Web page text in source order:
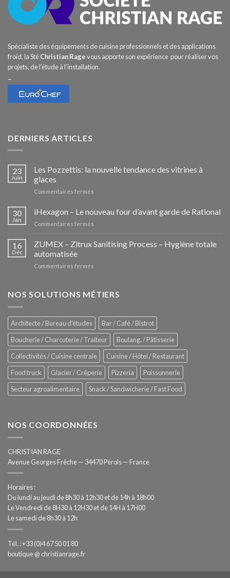
Spécialiste des équipements de cuisine professionnels et des applications
froid, la StéChristian Ragevous apporte son expérience pour réaliser vos
projets, de l’étude à l’installation.
–
DERNIERS ARTICLES
23
Juin
Les Pozzettis: la nouvelle tendance des vitrines à
glaces
Commentaires fermés
Pozzettis:
des
30
Jan
iHexagon – Le nouveau four d’avant garde de Rational
Commentaires fermés
–
de
16
Déc
ZUMEX – Zitrux Sanitising Process – Hygiène totale
automatisée
Commentaires fermés
Zitrux
–
Hygiène
totale
automatisée
NOS SOLUTIONS MÉTIERS
Architecte / Bureau d'études
Bar / Café / Bistrot
Boucherie / Charcuterie / Traiteur
Boulang. / Pâtisserie
Collectivités / Cuisine centrale
Cuisine / Hôtel / Restaurant
Food truck
Glacier / Crêperie Pizzeria
Poissonnerie
Secteur agroalimentaire
Snack / Sandwicherie / Fast Food
NOS COORDONNÉES
CHRISTIAN RAGE
Avenue Georges Frêche — 34470 Pérols — France
Horaires :
Du lundi au jeudi de 8h30 à 12h30 et de 14h à 18h00
Le Vendredi de 8H30 à 12H30 et de 14H à 17H00
Le samedi de 8h30 à 12h
Tél. : +33 (0)4 67 50 01 80
boutique @ christianrage.fr